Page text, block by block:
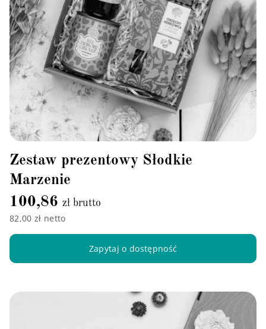
Zestaw prezentowy Słodkie
Marzenie
100,86 zł brutto
82,00 zł netto
Zapytaj o dostępność